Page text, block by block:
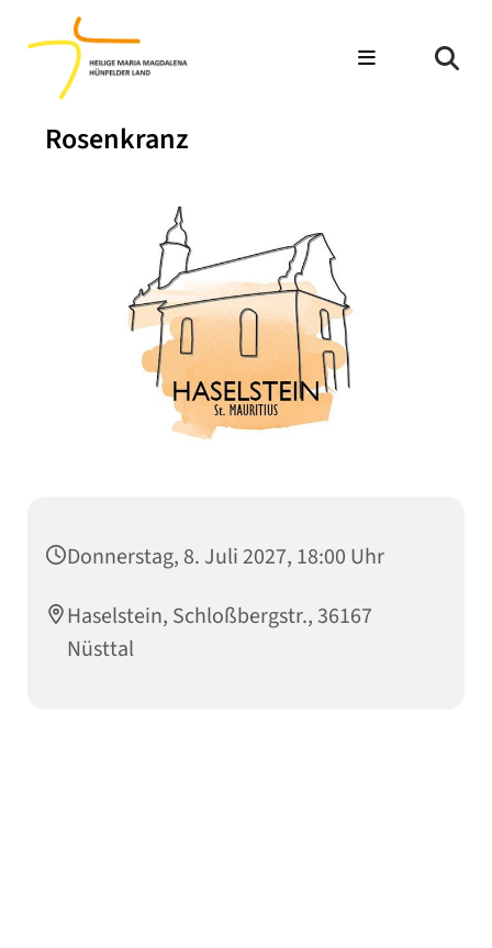
Rosenkranz
Donnerstag, 8. Juli 2027, 18:00 Uhr
Haselstein, Schloßbergstr., 36167
Nüsttal